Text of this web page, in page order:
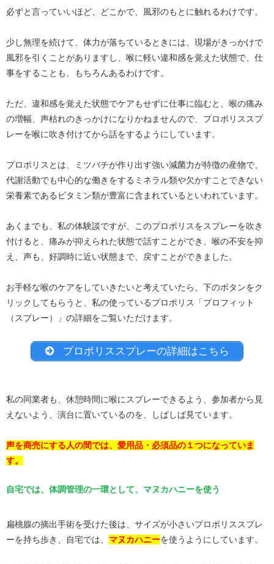
必ずと言っていいほど、どこかで、風邪のもとに触れるわけです。
少し無理を続けて、体力が落ちているときには、現場がきっかけで
風邪を引くことがありますし、喉に軽い違和感を覚えた状態で、仕
事をすることも、もちろんあるわけです。
ただ、違和感を覚えた状態でケアもせずに仕事に臨むと、喉の痛み
の増幅、声枯れのきっかけになりかねませんので、プロポリススプ
レーを喉に吹き付けてから話をするようにしています。
プロポリスとは、ミツバチが作り出す強い減菌力が特徴の産物で、
代謝活動でも中心的な働きをするミネラル類や欠かすことできない
栄養素であるビタミン類が豊富に含まれているといわれています。
あくまでも、私の体験談ですが、このプロポリスをスプレーを吹き
付けると、痛みが抑えられた状態で話すことができ、喉の不安を抑
え、声も、好調時に近い状態まで、戻すことができました。
お手軽な喉のケアをしていきたいと考えていたら、下のボタンをク
リックしてもらうと、私の使っているプロポリス「プロフィット
（スプレー）」の詳細をご覧いただけます。
プロポリススプレーの詳細はこちら
私の同業者も、休憩時間に喉にスプレーできるよう、参加者から見
えないよう、演台に置いているのを、しばしば見ています。
声を商売にする人の間では、愛用品・必須品の１つになっていま
す。
自宅では、体調管理の一環として、マヌカハニーを使う
扁桃腺の摘出手術を受けた後は、サイズが小さいプロポリススプレ
ーを持ち歩き、自宅では、 マヌカハニーを使うようにしています。